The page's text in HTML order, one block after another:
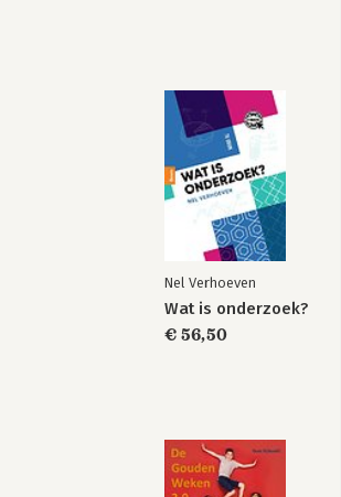
Nel Verhoeven
Wat is onderzoek?
€ 56,50